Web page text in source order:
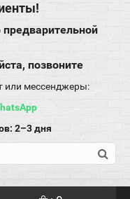
позвоните
или мессенджеры:
2–3 дня